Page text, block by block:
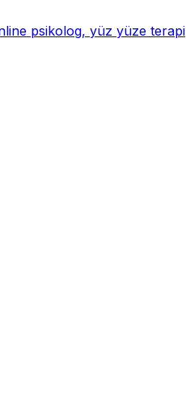
psikolog, yüz yüze terapi